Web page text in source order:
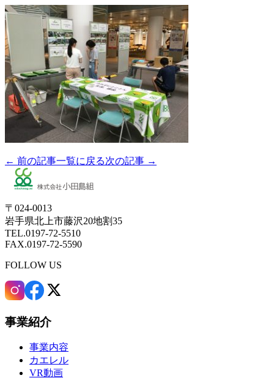
← 前の記事一覧に戻る次の記事 →
〒024-0013
岩手県北上市藤沢20地割35
TEL.0197-72-5510
FAX.0197-72-5590
FOLLOW US
事業紹介
事業内容
カエレル
VR動画